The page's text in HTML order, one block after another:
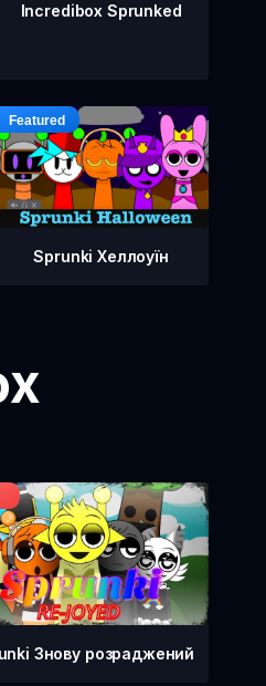
Incredibox Sprunked
Sprunki Хеллоуїн
Знову розраджений